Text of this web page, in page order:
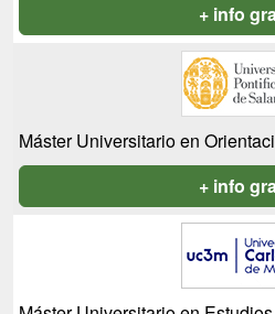
+ info
Máster Universitario en
+ info